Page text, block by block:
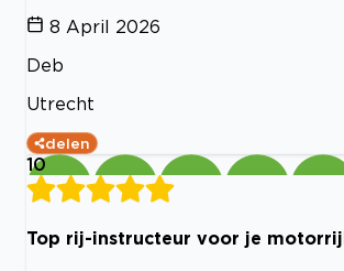
8 April 2026
Deb
Utrecht
delen
10
Top rij-instructeur voor je